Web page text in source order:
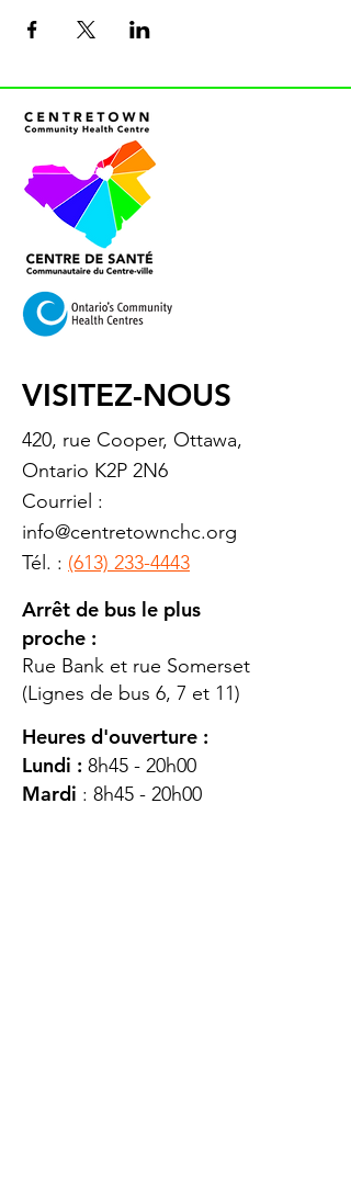
VISITEZ-NOUS
420, rue Cooper, Ottawa,
Ontario K2P 2N6
Courriel :
info@centretownchc.org
Tél. : (613) 233-4443
Arrêt de bus le plus
proche :
Rue Bank et rue Somerset
(Lignes de bus 6, 7 et 11)
Heures d'ouverture :
Lundi : 8h45 - 20h00
Mardi : 8h45 - 20h00